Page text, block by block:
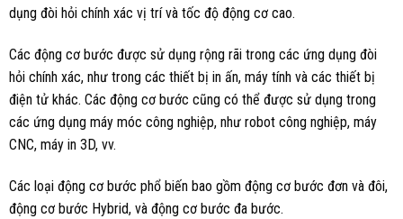
dụng đòi hỏi chính xác vị trí và tốc độ động cơ cao.
Các động cơ bước được sử dụng rộng rãi trong các ứng dụng đòi
hỏi chính xác, như trong các thiết bị in ấn, máy tính và các thiết bị
điện tử khác. Các động cơ bước cũng có thể được sử dụng trong
các ứng dụng máy móc công nghiệp, như robot công nghiệp, máy
CNC, máy in 3D, vv.
Các loại động cơ bước phổ biến bao gồm động cơ bước đơn và đôi,
động cơ bước Hybrid, và động cơ bước đa bước.